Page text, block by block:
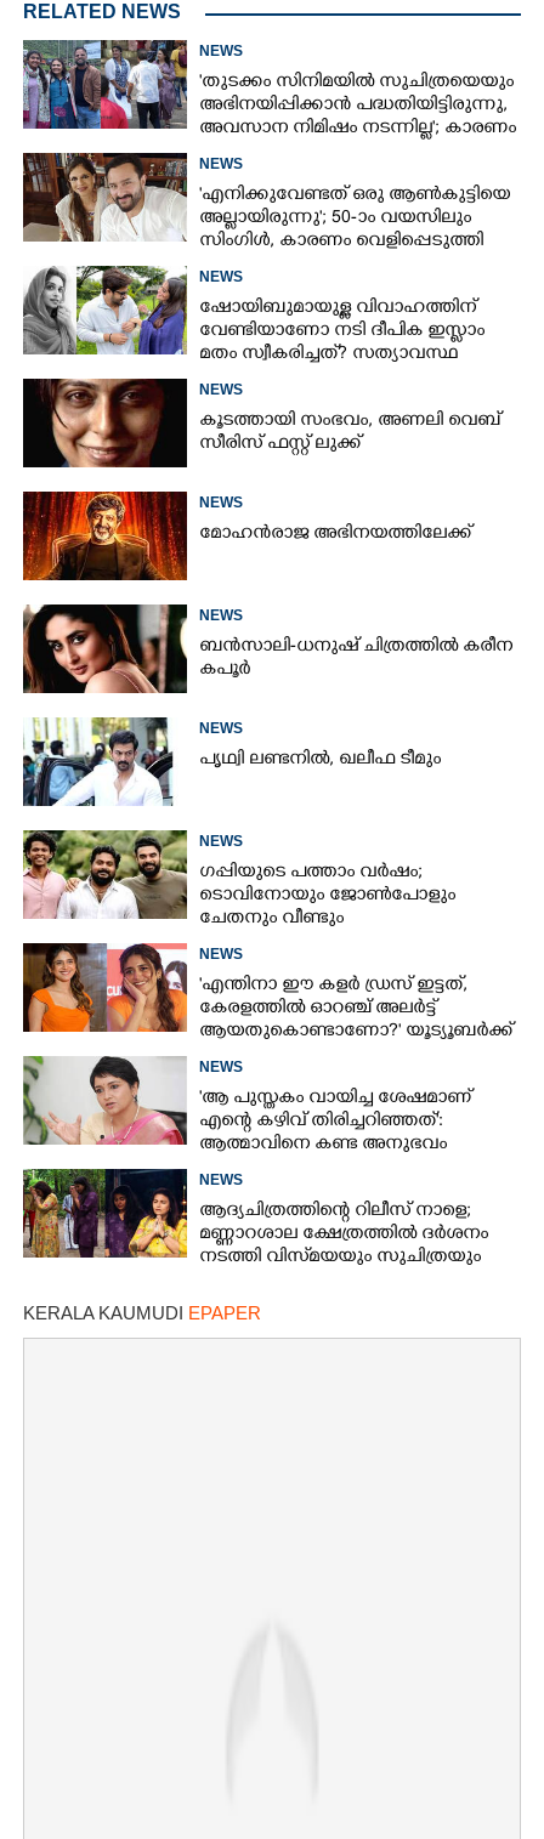
RELATED NEWS
NEWS
'തുടക്കം സിനിമയിൽ സുചിത്രയെയും
അഭിനയിപ്പിക്കാൻ പദ്ധതിയിട്ടിരുന്നു,​
അവസാന നിമിഷം നടന്നില്ല'; കാരണം
തുറന്നുപറഞ്ഞ് ജൂഡ് ആന്റണി
NEWS
'എനിക്കുവേണ്ടത് ഒരു ആൺകുട്ടിയെ
അല്ലായിരുന്നു'; 50-ാം വയസിലും
സിംഗിൾ, കാരണം വെളിപ്പെടുത്തി
സബ പട്ടൗഡി
NEWS
ഷോയിബുമായുള്ള വിവാഹത്തിന്
വേണ്ടിയാണോ നടി ദീപിക ഇസ്ലാം
മതം സ്വീകരിച്ചത്? സത്യാവസ്ഥ
വെളിപ്പെടുത്തി സുഹൃത്ത്‌
NEWS
കൂടത്തായി സംഭവം, അണലി വെബ്
സീരിസ് ഫസ്റ്റ് ലുക്ക്
NEWS
മോഹൻരാജ അഭിനയത്തിലേക്ക്
NEWS
ബൻസാലി-ധനുഷ് ചിത്രത്തിൽ കരീന
കപൂർ
NEWS
പൃഥ്വി ലണ്ടനിൽ, ഖലീഫ ടീമും
NEWS
ഗപ്പിയുടെ പത്താം വർഷം;​
ടൊവിനോയും ജോൺപോളും
ചേതനും വീണ്ടും
NEWS
'എന്തിനാ ഈ കളർ ഡ്രസ് ഇട്ടത്,
കേരളത്തിൽ ഓറഞ്ച് അല‌ർട്ട്
ആയതുകൊണ്ടാണോ?' യൂട്യൂബർക്ക്
ചുട്ടമറുപടിയുമായി പ്രിയ
NEWS
'ആ പുസ്തകം വായിച്ച ശേഷമാണ്
എന്റെ കഴിവ് തിരിച്ചറിഞ്ഞത്':
ആത്മാവിനെ കണ്ട അനുഭവം
പങ്കുവച്ച് ലെന
NEWS
ആദ്യചിത്രത്തിന്റെ റിലീസ് നാളെ;
മണ്ണാറശാല ക്ഷേത്രത്തിൽ ദർശനം
നടത്തി വിസ്‌മയയും സുചിത്രയും
KERALA KAUMUDI EPAPER